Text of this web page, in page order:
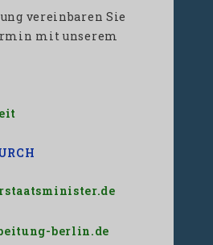
vereinbaren Sie
mit unserem